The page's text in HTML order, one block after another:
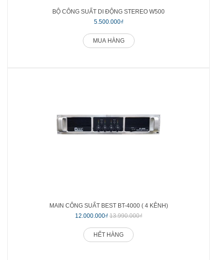
BỘ CÔNG SUẤT DI ĐỘNG STEREO W500
5.500.000₫
MUA HÀNG
MAIN CÔNG SUẤT BEST BT-4000 ( 4 KÊNH)
12.000.000₫ 13.990.000₫
HẾT HÀNG